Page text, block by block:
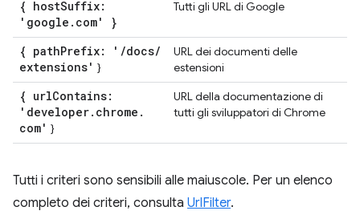
{ hostSuffix:
'google . com' }
Tutti gli URL di Google
{ pathPrefix: ' /docs/
extensions' }
URL dei documenti delle
estensioni
{ urlContains:
'developer. chrome .
com' }
URL della documentazione di
tutti gli sviluppatori di Chrome
Tutti i criteri sono sensibili alle maiuscole. Per un elenco
completo dei criteri, consulta UrlFilter.